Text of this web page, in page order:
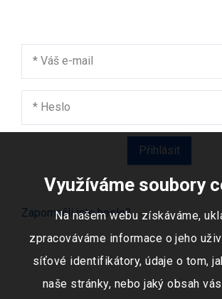
* Váš e-mail
* Heslo
Zapomněli jste heslo?
Využíváme soubory
Na našem webu získáváme,
zpracováváme informace o jeho
síťové identifikátory, údaje o tom,
naše stránky, nebo jaký obsah